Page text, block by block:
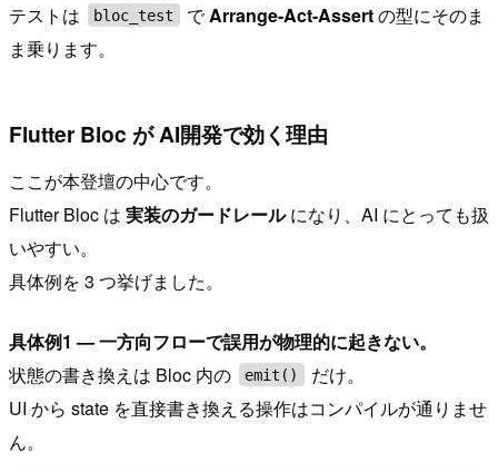
テストは
bloc_test でArrange-Act-Assertの型にそのま
ま乗ります。
Flutter Bloc が AI開発で効く理由
ここが本登壇の中心です。
Flutter Bloc は 実装のガードレールになり、AI にとっても扱
いやすい。
具体例を 3 つ挙げました。
具体例1 — 一方向フローで誤用が物理的に起きない。
状態の書き換えは Bloc 内の
emit()
だけ。
UI から state を直接書き換える操作はコンパイルが通りませ
ん。